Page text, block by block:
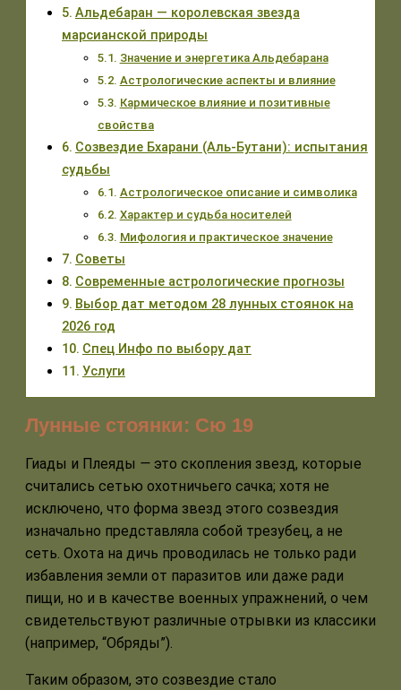
Альдебаран — королевская звезда
марсианской природы
Значение и энергетика Альдебарана
Астрологические аспекты и влияние
Кармическое влияние и позитивные
свойства
Созвездие Бхарани (Аль-Бутани): испытания
судьбы
Астрологическое описание и символика
Характер и судьба носителей
Мифология и практическое значение
Советы
Современные астрологические прогнозы
Выбор дат методом 28 лунных стоянок на
2026 год
Спец Инфо по выбору дат
Услуги
Лунные стоянки: Сю 19
Гиады и Плеяды — это скопления звезд, которые
считались сетью охотничьего сачка; хотя не
исключено, что форма звезд этого созвездия
изначально представляла собой трезубец, а не
сеть. Охота на дичь проводилась не только ради
избавления земли от паразитов или даже ради
пищи, но и в качестве военных упражнений, о чем
свидетельствуют различные отрывки из классики
(например, “Обряды”).
Таким образом, это созвездие стало